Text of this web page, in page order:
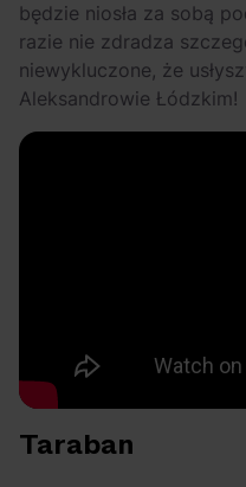
będzie niosła za sobą
razie nie zdradza
niewykluczone, że
Aleksandrowie Łódzkim!
Taraban